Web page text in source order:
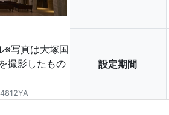
※写真は大塚国
撮影したもの
4812YA
設定期間